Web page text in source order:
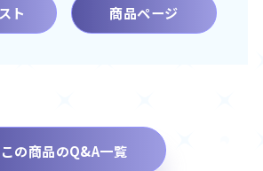
ト 商品ページ
この商品のQ&A一覧